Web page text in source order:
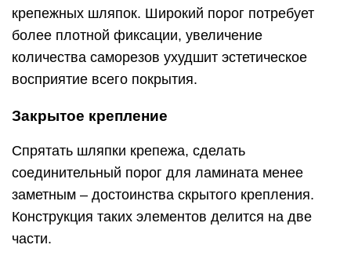
крепежных шляпок. Широкий порог потребует
более плотной фиксации, увеличение
количества саморезов ухудшит эстетическое
восприятие всего покрытия.
Закрытое крепление
Спрятать шляпки крепежа, сделать
соединительный порог для ламината менее
заметным – достоинства скрытого крепления.
Конструкция таких элементов делится на две
части.